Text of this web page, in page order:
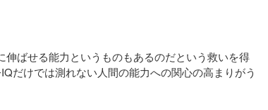
ばせる能力というものもあるのだという救いを得
だけでは測れない人間の能力への関心の高まりがう